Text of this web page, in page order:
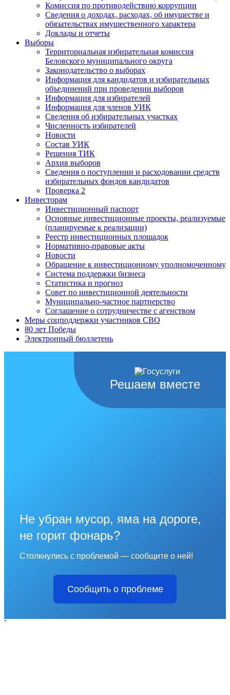
Комиссия по противодействию коррупции
Сведения о доходах, расходах, об имуществе и
обязательствах имущественного характера
Доклады и отчеты
Выборы
Территориальная избирательная комиссия
Беловского муниципального округа
Законодательство о выборах
Информация для кандидатов и избирательных
объединений при проведении выборов
Информация для избирателей
Информация для членов УИК
Сведения об избирательных участках
Численность избирателей
Новости
Состав УИК
Решения ТИК
Архив выборов
Сведения о поступлении и расходовании средств
избирательных фондов кандидатов
Проверка 2
Инвесторам
Инвестиционный паспорт
Основные инвестиционные проекты, реализуемые
(планируемые к реализации)
Реестр инвестиционных площадок
Нормативно-правовые акты
Новости
Обращение к инвестиционному уполномоченному
Система поддержки бизнеса
Статистика и прогноз
Совет по инвестиционной деятельности
Муниципально-частное партнерство
Соглашение о сотрудничестве с агенством
Меры соцподдержки участников СВО
80 лет Победы
Электронный бюллетень
Решаем вместе
Не убран мусор, яма на дороге,
не горит фонарь?
Столкнулись с проблемой — сообщите о ней!
Сообщить о проблеме
`